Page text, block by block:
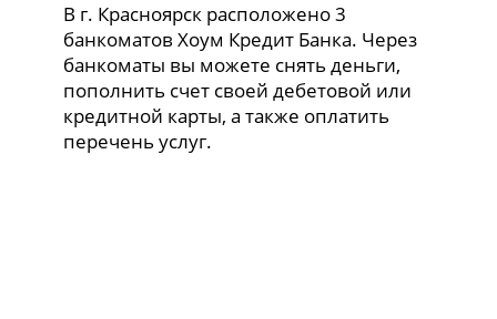
В г. Красноярск расположено 3
банкоматов Хоум Кредит Банка. Через
банкоматы вы можете снять деньги,
пополнить счет своей дебетовой или
кредитной карты, а также оплатить
перечень услуг.